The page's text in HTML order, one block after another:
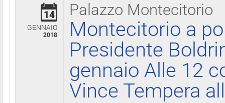
Palazzo Montecitorio
14
GENNAIO
2018
Montecitorio a
Presidente
gennaio Alle 12
Vince Tempera